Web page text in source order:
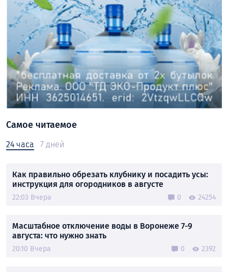
Самое читаемое
24 часа 7 дней
Как правильно обрезать клубнику и посадить усы:
инструкция для огородников в августе
22:03 Вчера 0 24254
Масштабное отключение воды в Воронеже 7-9
августа: что нужно знать
20:10 Вчера 0 2392